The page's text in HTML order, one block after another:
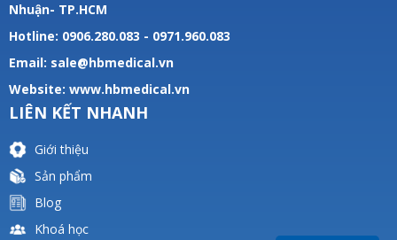
Nhuận- TP.HCM
Hotline: 0906.280.083 - 0971.960.083
Email: sale@hbmedical.vn
Website: www.hbmedical.vn
LIÊN KẾT NHANH
Giới thiệu
Sản phẩm
Blog
Khoá học